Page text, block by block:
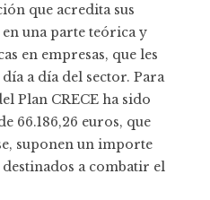
que acredita sus
una parte teórica y
en empresas, que les
a día del sector. Para
Plan CRECE ha sido
66.186,26 euros, que
suponen un importe
destinados a combatir el